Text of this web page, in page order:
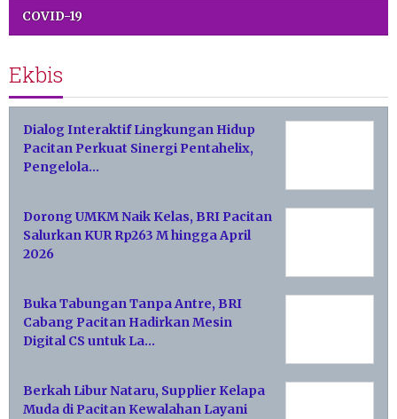
COVID-19
Ekbis
Dialog Interaktif Lingkungan Hidup
Pacitan Perkuat Sinergi Pentahelix,
Pengelola…
Dorong UMKM Naik Kelas, BRI Pacitan
Salurkan KUR Rp263 M hingga April
2026
Buka Tabungan Tanpa Antre, BRI
Cabang Pacitan Hadirkan Mesin
Digital CS untuk La…
Berkah Libur Nataru, Supplier Kelapa
Muda di Pacitan Kewalahan Layani